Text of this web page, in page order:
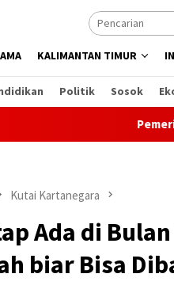
KALIMANTAN TIMUR
Politik Sosok
Pemerintah
Kutai Kartanegara
Ada di
biar Bisa